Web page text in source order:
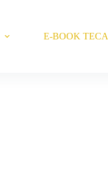
E-BOOK TECA